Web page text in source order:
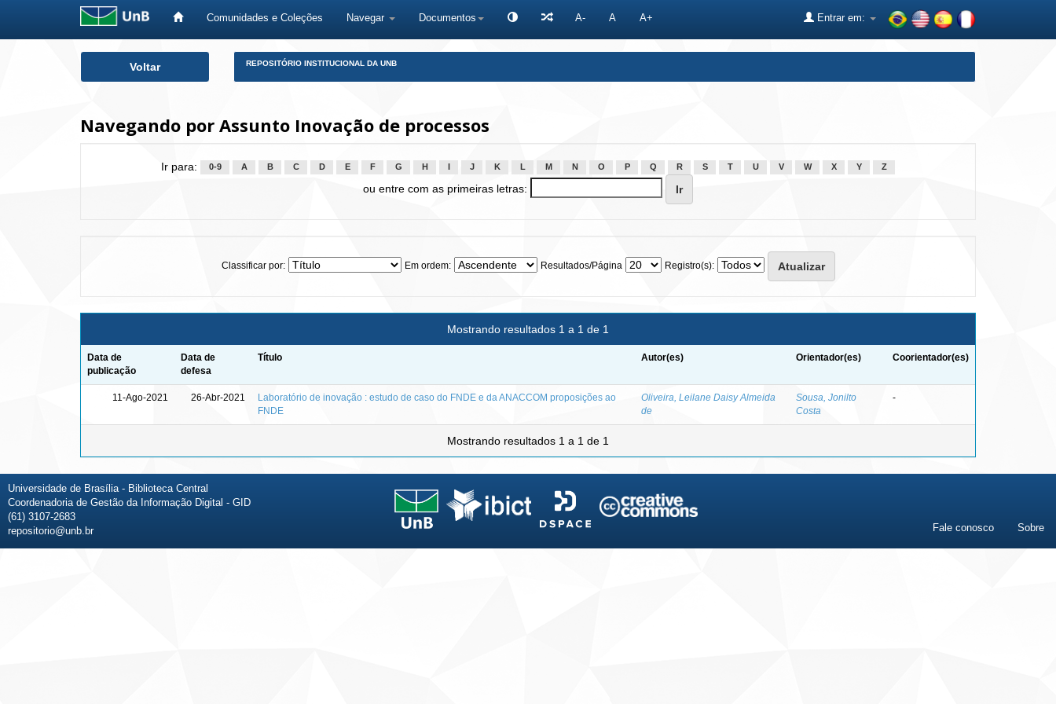
Comunidades e Coleções Navegar Documentos A- A A+ Entrar em:
Voltar REPOSITÓRIO INSTITUCIONAL DA UNB
Navegando por Assunto Inovação de processos
Ir para: 0-9 A B C D E F G H J K L M N O P Q R S T U V W X Y Z
ou entre com as primeiras letras:
Classificar por: Em ordem: Resultados/Página Registro(s):
Mostrando resultados 1 a 1 de 1
Data de
publicação
Data de
defesa
Título Autor(es) Orientador(es) Coorientador(es)
11-Ago-2021 26-Abr-2021
Laboratório de inovação : estudo de caso do FNDE e da ANACCOM proposições ao
FNDE
Oliveira, Leilane Daisy Almeida
de
Sousa, Jonilto
Costa
-
Mostrando resultados 1 a 1 de 1
Universidade de Brasília - Biblioteca Central
Coordenadoria de Gestão da Informação Digital - GID
(61) 3107-2683
repositorio@unb.br
Fale conosco Sobre